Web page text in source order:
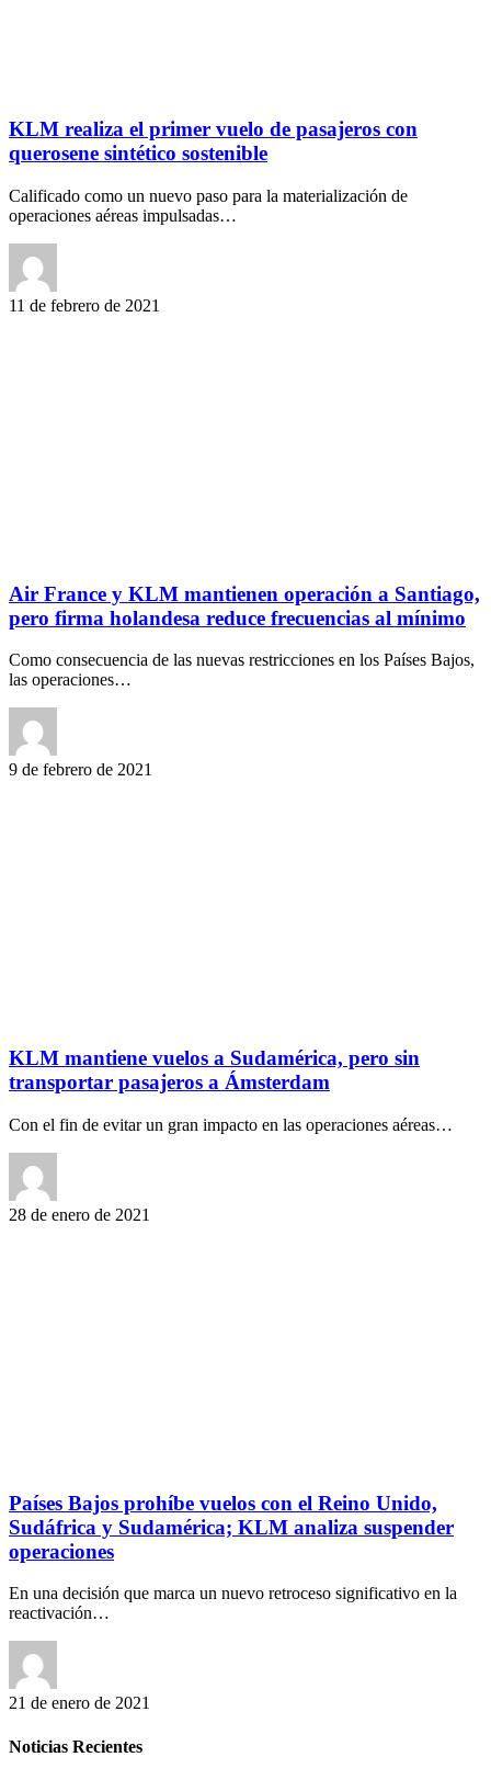
KLM realiza el primer vuelo de pasajeros con
querosene sintético sostenible
Calificado como un nuevo paso para la materialización de
operaciones aéreas impulsadas…
11 de febrero de 2021
Air France y KLM mantienen operación a Santiago,
pero firma holandesa reduce frecuencias al mínimo
Como consecuencia de las nuevas restricciones en los Países Bajos,
las operaciones…
9 de febrero de 2021
KLM mantiene vuelos a Sudamérica, pero sin
transportar pasajeros a Ámsterdam
Con el fin de evitar un gran impacto en las operaciones aéreas…
28 de enero de 2021
Países Bajos prohíbe vuelos con el Reino Unido,
Sudáfrica y Sudamérica; KLM analiza suspender
operaciones
En una decisión que marca un nuevo retroceso significativo en la
reactivación…
21 de enero de 2021
Noticias Recientes